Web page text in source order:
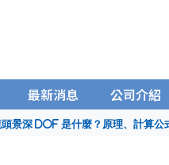
最新消息 公司介紹
景深 DOF 是什麼？原理、計算公